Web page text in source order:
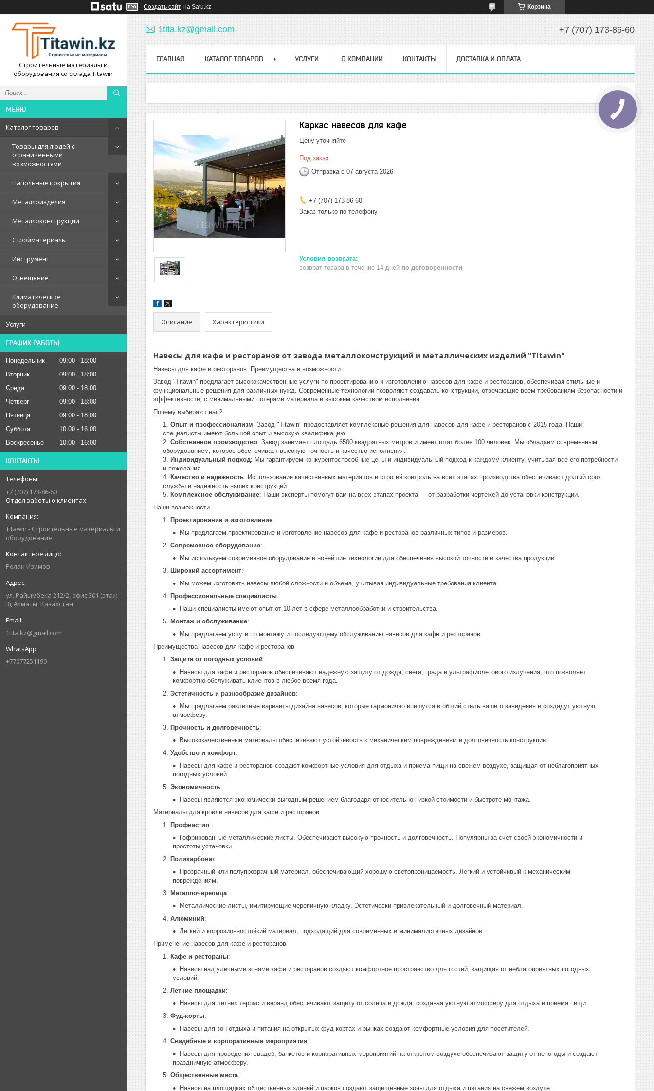
Создать сайт на Satu.kz Корзина
Строительные материалы и
оборудования со склада Titawin
Каталог товаров
Товары для людей с
ограниченными
возможностями
Напольные покрытия
Металлоизделия
Металлоконструкции
Стройматериалы
Инструмент
Освещение
Климатическое
оборудование
Услуги
ГРАФИК РАБОТЫ
Понедельник 09:00
18:00
Вторник
09:00
18:00
Среда
09:00
18:00
Четверг
09:00
18:00
Пятница
09:00
18:00
Суббота
10:00
16:00
Воскресенье
10:00 16:00
КОНТАКТЫ
+7 (707) 173-86-60
Отдел заботы о клиентах
Titawin - Строительные материалы и
оборудование
Ролан Изимов
ул. Райымбека 212/2, офис 301 (этаж
3), Алматы, Казахстан
1tita.kz@gmail.com
+77077251190
1tita.kz@gmail.com +7 (707) 173-86-60
ГЛАВНАЯ КАТАЛОГ ТОВАРОВ УСЛУГИ О КОМПАНИИ КОНТАКТЫ ДОСТАВКА И ОПЛАТА
Каркас навесов для кафе
Цену уточняйте
Под заказ
Отправка с 07 августа 2026
+7 (707) 173-86-60
Заказ только по телефону
возврат товара в течение 14 дней по договоренности
Описание Характеристики
Навесы для кафе и ресторанов от завода металлоконструкций и металлических изделий "Titawin"
Навесы для кафе и ресторанов: Преимущества и возможности
Завод "Titawin" предлагает высококачественные услуги по проектированию и изготовлению навесов для кафе и ресторанов, обеспечивая стильные и
функциональные решения для различных нужд. Современные технологии позволяют создавать конструкции, отвечающие всем требованиям безопасности и
эффективности, с минимальными потерями материала и высоким качеством исполнения.
Почему выбирают нас?
Опыт и профессионализм: Завод "Titawin" предоставляет комплексные решения для навесов для кафе и ресторанов с 2015 года. Наши
специалисты имеют большой опыт и высокую квалификацию.
Собственное производство: Завод занимает площадь 6500 квадратных метров и имеет штат более 100 человек. Мы обладаем современным
оборудованием, которое обеспечивает высокую точность и качество исполнения.
Индивидуальный подход: Мы гарантируем конкурентоспособные цены и индивидуальный подход к каждому клиенту, учитывая все его потребности
и пожелания.
Качество и надежность: Использование качественных материалов и строгий контроль на всех этапах производства обеспечивают долгий срок
службы и надежность наших конструкций.
Комплексное обслуживание: Наши эксперты помогут вам на всех этапах проекта — от разработки чертежей до установки конструкции.
Наши возможности
Проектирование и изготовление:
Мы предлагаем проектирование и изготовление навесов для кафе и ресторанов различных типов и размеров.
Современное оборудование:
Мы используем современное оборудование и новейшие технологии для обеспечения высокой точности и качества продукции.
Широкий ассортимент:
Мы можем изготовить навесы любой сложности и объема, учитывая индивидуальные требования клиента.
Профессиональные специалисты:
Наши специалисты имеют опыт от 10 лет в сфере металлообработки и строительства.
Монтаж и обслуживание:
Мы предлагаем услуги по монтажу и последующему обслуживанию навесов для кафе и ресторанов.
Преимущества навесов для кафе и ресторанов
Защита от погодных условий:
Навесы для кафе и ресторанов обеспечивают надежную защиту от дождя, снега, града и ультрафиолетового излучения, что позволяет
комфортно обслуживать клиентов в любое время года.
Эстетичность и разнообразие дизайнов:
Мы предлагаем различные варианты дизайна навесов, которые гармонично впишутся в общий стиль вашего заведения и создадут уютную
атмосферу.
Прочность и долговечность:
Высококачественные материалы обеспечивают устойчивость к механическим повреждениям и долговечность конструкции.
Удобство и комфорт:
Навесы для кафе и ресторанов создают комфортные условия для отдыха и приема пищи на свежем воздухе, защищая от неблагоприятных
погодных условий.
Экономичность:
Навесы являются экономически выгодным решением благодаря относительно низкой стоимости и быстроте монтажа.
Материалы для кровли навесов для кафе и ресторанов
Профнастил:
Гофрированные металлические листы. Обеспечивают высокую прочность и долговечность. Популярны за счет своей экономичности и
простоты установки.
Поликарбонат:
Прозрачный или полупрозрачный материал, обеспечивающий хорошую светопроницаемость. Легкий и устойчивый к механическим
повреждениям.
Металлочерепица:
Металлические листы, имитирующие черепичную кладку. Эстетически привлекательный и долговечный материал.
Алюминий:
Легкий и коррозионностойкий материал, подходящий для современных и минималистичных дизайнов.
Применение навесов для кафе и ресторанов
Кафе и рестораны:
Навесы над уличными зонами кафе и ресторанов создают комфортное пространство для гостей, защищая от неблагоприятных погодных
условий.
Летние площадки:
Навесы для летних террас и веранд обеспечивают защиту от солнца и дождя, создавая уютную атмосферу для отдыха и приема пищи.
Фуд-корты:
Навесы для зон отдыха и питания на открытых фуд-кортах и рынках создают комфортные условия для посетителей.
Свадебные и корпоративные мероприятия:
Навесы для проведения свадеб, банкетов и корпоративных мероприятий на открытом воздухе обеспечивают защиту от непогоды и создают
праздничную атмосферу.
Общественные места:
Навесы на площадках общественных зданий и парков создают защищенные зоны для отдыха и питания на свежем воздухе.